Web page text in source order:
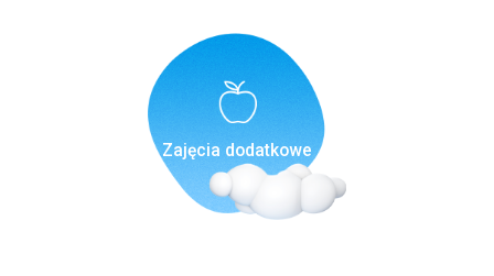
Zajęcia dodatkowe